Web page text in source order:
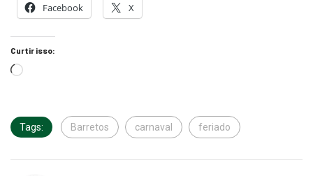
Facebook X
Curtir isso:
Tags: Barretos carnaval feriado